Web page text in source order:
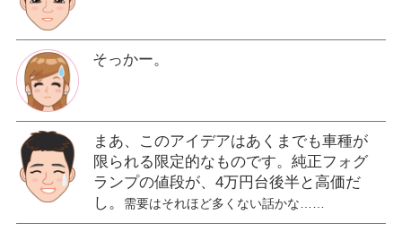
そっかー。
まあ、このアイデアはあくまでも車種が
限られる限定的なものです。純正フォグ
ランプの値段が、4万円台後半と高価だ
し。
需要はそれほど多くない話かな……